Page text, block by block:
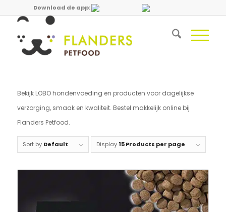
Download de app:
Bekijk LOBO hondenvoeding en producten voor dagelijkse
verzorging, smaak en kwaliteit. Bestel makkelijk online bij
Flanders Petfood.
Sort by Default Display 15 Products per page